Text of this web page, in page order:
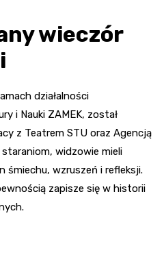
wieczór
działalności
i Nauki ZAMEK, został
z Teatrem STU oraz Agencją
widzowie mieli
śmiechu, wzruszeń i refleksji.
zapisze się w historii